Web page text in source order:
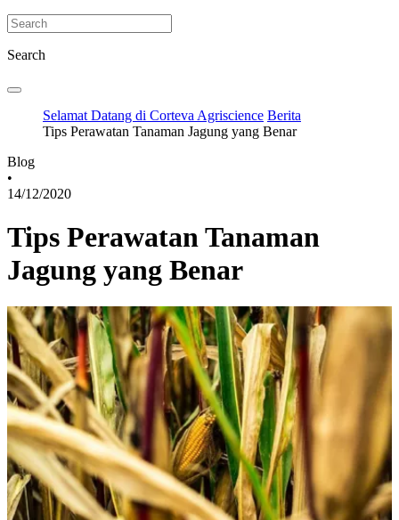
Search
Selamat Datang di Corteva Agriscience Berita
Tips Perawatan Tanaman Jagung yang Benar
Blog
•
14/12/2020
Tips Perawatan Tanaman
Jagung yang Benar